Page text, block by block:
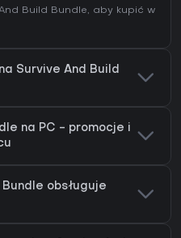
Build Bundle, aby kupić w
Survive And Build
na PC - promocje i
obsługuje